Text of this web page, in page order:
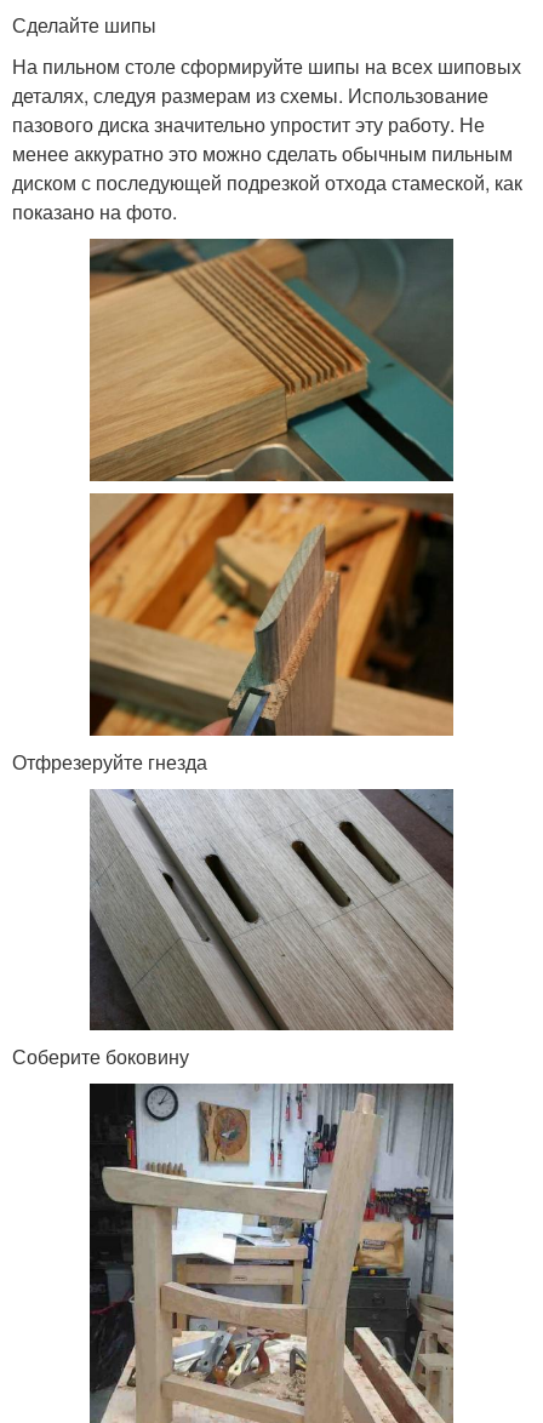
Сделайте шипы
На пильном столе сформируйте шипы на всех шиповых
деталях, следуя размерам из схемы. Использование
пазового диска значительно упростит эту работу. Не
менее аккуратно это можно сделать обычным пильным
диском с последующей подрезкой отхода стамеской, как
показано на фото.
Отфрезеруйте гнезда
Соберите боковину